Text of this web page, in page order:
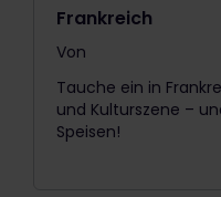
Frankreich
Von
Tauche ein in
und Kulturszene –
Speisen!